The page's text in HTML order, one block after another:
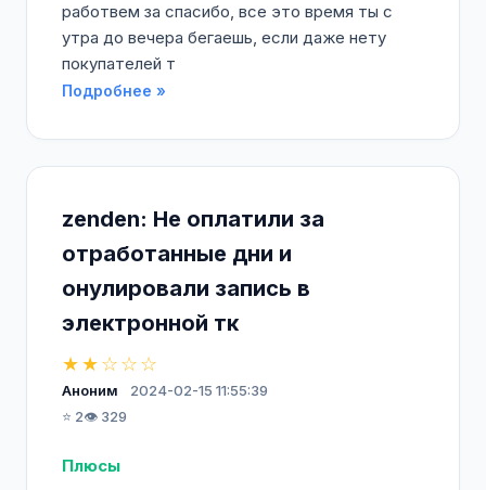
работвем за спасибо, все это время ты с
утра до вечера бегаешь, если даже нету
покупателей т
Подробнее »
zenden: Не оплатили за
отработанные дни и
онулировали запись в
электронной тк
★★☆☆☆
Аноним
2024-02-15 11:55:39
⭐ 2👁️ 329
Плюсы